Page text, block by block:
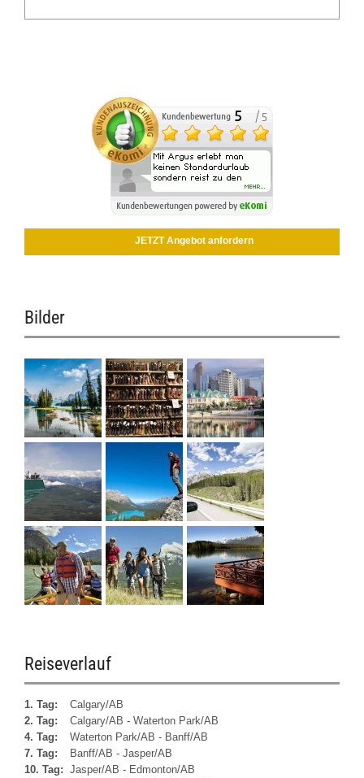
JETZT Angebot anfordern
Bilder
Reiseverlauf
1. Tag:
Calgary/AB
2. Tag:
Calgary/AB - Waterton Park/AB
4. Tag:
Waterton Park/AB - Banff/AB
7. Tag:
Banff/AB - Jasper/AB
10. Tag: Jasper/AB - Edmonton/AB